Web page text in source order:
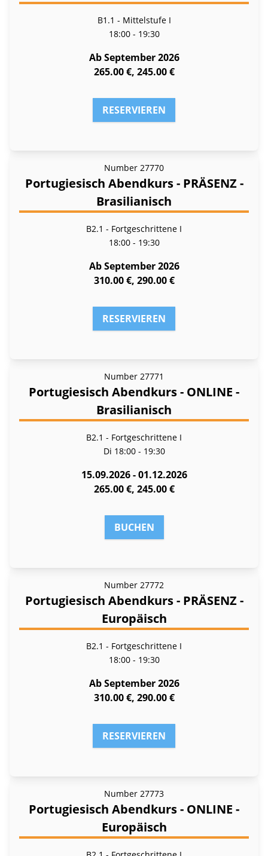
B1.1 - Mittelstufe I
18:00 - 19:30
Ab September 2026
265.00 €, 245.00 €
RESERVIEREN
Number 27770
Portugiesisch Abendkurs - PRÄSENZ -
Brasilianisch
B2.1 - Fortgeschrittene I
18:00 - 19:30
Ab September 2026
310.00 €, 290.00 €
RESERVIEREN
Number 27771
Portugiesisch Abendkurs - ONLINE -
Brasilianisch
B2.1 - Fortgeschrittene I
Di 18:00 - 19:30
15.09.2026 - 01.12.2026
265.00 €, 245.00 €
BUCHEN
Number 27772
Portugiesisch Abendkurs - PRÄSENZ -
Europäisch
B2.1 - Fortgeschrittene I
18:00 - 19:30
Ab September 2026
310.00 €, 290.00 €
RESERVIEREN
Number 27773
Portugiesisch Abendkurs - ONLINE -
Europäisch